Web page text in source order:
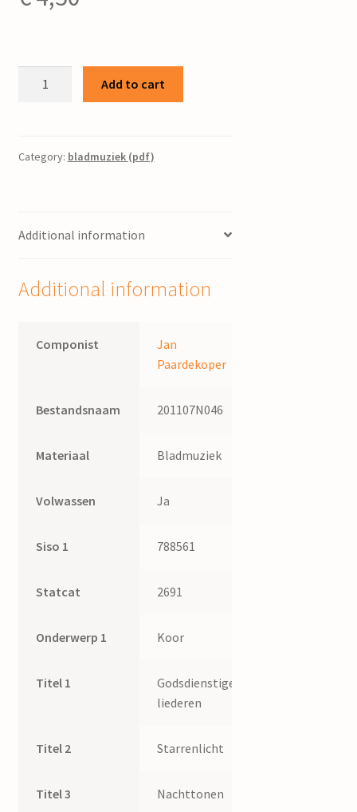
gemengd
van
quantity
Add to cart
Category: bladmuziek (pdf)
Additional information
Additional information
Componist
Jan
Paardekoper
Bestandsnaam 201107N046
Materiaal Bladmuziek
Volwassen Ja
Siso 1 788561
Statcat 2691
Onderwerp 1 Koor
Titel 1
Godsdienstige
liederen
Titel 2 Starrenlicht
Titel 3 Nachttonen